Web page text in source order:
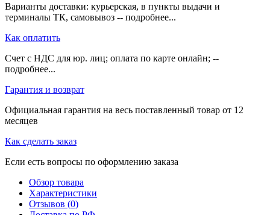
Варианты доставки: курьерская, в пункты выдачи и
терминалы ТК, самовывоз -- подробнее...
Как оплатить
Счет с НДС для юр. лиц; оплата по карте онлайн; --
подробнее...
Гарантия и возврат
Официальная гарантия на весь поставленный товар от 12
месяцев
Как сделать заказ
Если есть вопросы по оформлению заказа
Обзор товара
Характеристики
Отзывов (0)